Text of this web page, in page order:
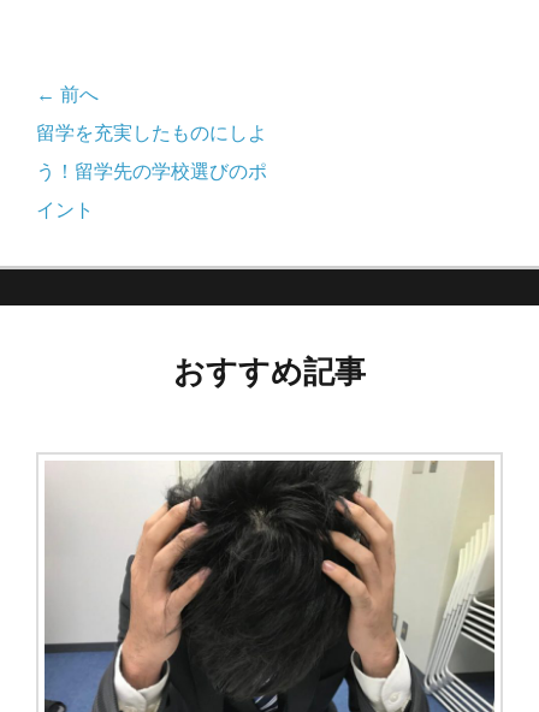
投
稿
ナ
ビ
シ
← 前へ
前
の
記
留学を充実したものにしよ
う！留学先の学校選びのポ
イント
おすすめ記事